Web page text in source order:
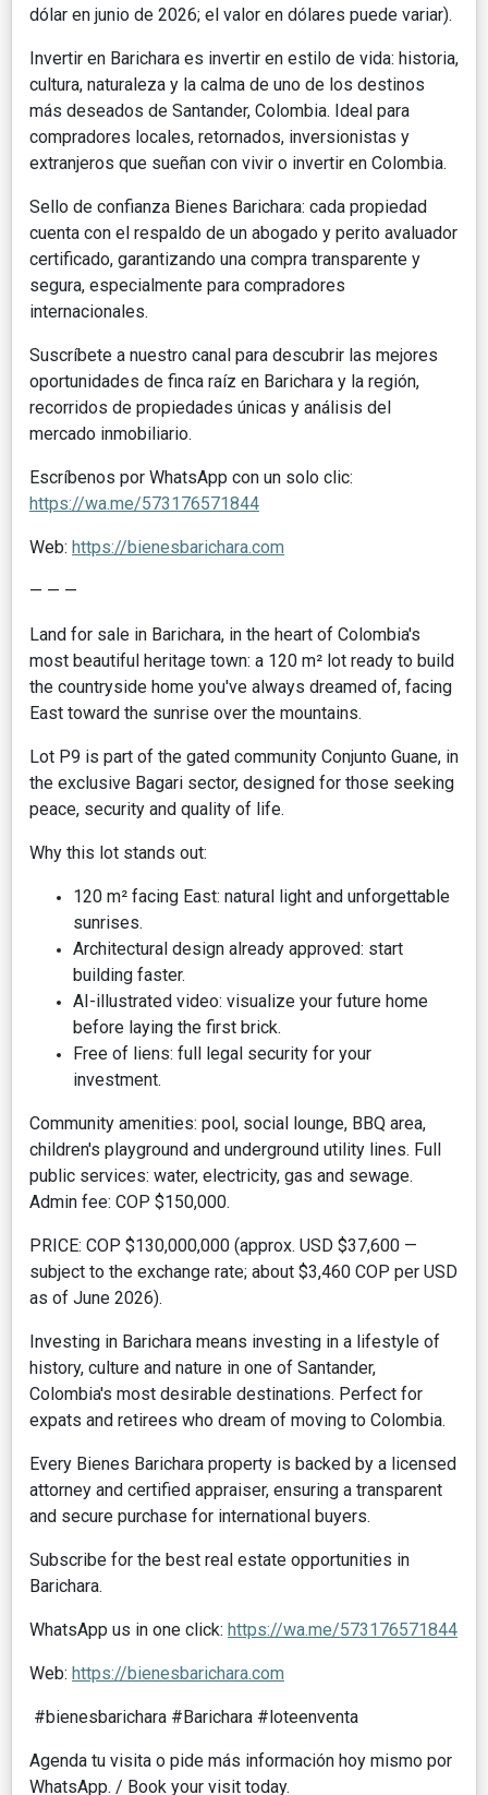
dólar en junio de 2026; el valor en dólares puede variar).
Invertir en Barichara es invertir en estilo de vida: historia,
cultura, naturaleza y la calma de uno de los destinos
más deseados de Santander, Colombia. Ideal para
compradores locales, retornados, inversionistas y
extranjeros que sueñan con vivir o invertir en Colombia.
Sello de confianza Bienes Barichara: cada propiedad
cuenta con el respaldo de un abogado y perito avaluador
certificado, garantizando una compra transparente y
segura, especialmente para compradores
internacionales.
Suscríbete a nuestro canal para descubrir las mejores
oportunidades de finca raíz en Barichara y la región,
recorridos de propiedades únicas y análisis del
mercado inmobiliario.
Escríbenos por WhatsApp con un solo clic:
https://wa.me/573176571844
Web: https://bienesbarichara.com
— — —
Land for sale in Barichara, in the heart of Colombia's
most beautiful heritage town: a 120 m² lot ready to build
the countryside home you've always dreamed of, facing
East toward the sunrise over the mountains.
Lot P9 is part of the gated community Conjunto Guane, in
the exclusive Bagari sector, designed for those seeking
peace, security and quality of life.
Why this lot stands out:
120 m² facing East: natural light and unforgettable
sunrises.
Architectural design already approved: start
building faster.
AI-illustrated video: visualize your future home
before laying the first brick.
Free of liens: full legal security for your
investment.
Community amenities: pool, social lounge, BBQ area,
children's playground and underground utility lines. Full
public services: water, electricity, gas and sewage.
Admin fee: COP $150,000.
PRICE: COP $130,000,000 (approx. USD $37,600 —
subject to the exchange rate; about $3,460 COP per USD
as of June 2026).
Investing in Barichara means investing in a lifestyle of
history, culture and nature in one of Santander,
Colombia's most desirable destinations. Perfect for
expats and retirees who dream of moving to Colombia.
Every Bienes Barichara property is backed by a licensed
attorney and certified appraiser, ensuring a transparent
and secure purchase for international buyers.
Subscribe for the best real estate opportunities in
Barichara.
WhatsApp us in one click: https://wa.me/573176571844
Web: https://bienesbarichara.com
#bienesbarichara #Barichara #loteenventa
Agenda tu visita o pide más información hoy mismo por
WhatsApp. / Book your visit today.